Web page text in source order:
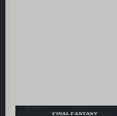
FINAL FANTASY